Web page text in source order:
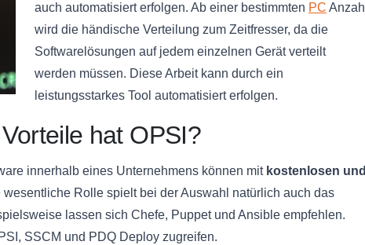
auch automatisiert erfolgen. Ab einer bestimmten PC Anzahl
wird die händische Verteilung zum Zeitfresser, da die
Softwarelösungen auf jedem einzelnen Gerät verteilt
werden müssen. Diese Arbeit kann durch ein
leistungsstarkes Tool automatisiert erfolgen.
hat OPSI?
innerhalb eines Unternehmens können mitkostenlosen und
wesentliche Rolle spielt bei der Auswahl natürlich auch das
lassen sich Chefe, Puppet und Ansible empfehlen.
SSCM und PDQ Deploy zugreifen.